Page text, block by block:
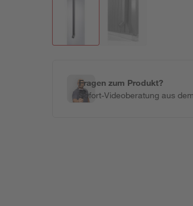
Fragen zum Produkt?
Sofort-Videoberatung aus